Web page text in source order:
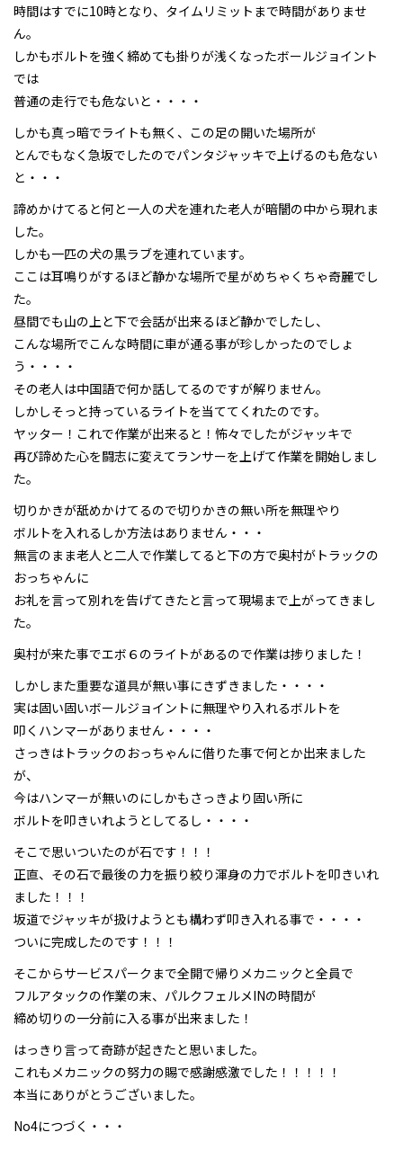
時間はすでに10時となり、タイムリミットまで時間がありませ
ん。
しかもボルトを強く締めても掛りが浅くなったボールジョイント
では
普通の走行でも危ないと・・・・
しかも真っ暗でライトも無く、この足の開いた場所が
とんでもなく急坂でしたのでパンタジャッキで上げるのも危ない
と・・・
諦めかけてると何と一人の犬を連れた老人が暗闇の中から現れま
した。
しかも一匹の犬の黒ラブを連れています。
ここは耳鳴りがするほど静かな場所で星がめちゃくちゃ奇麗でし
た。
昼間でも山の上と下で会話が出来るほど静かでしたし、
こんな場所でこんな時間に車が通る事が珍しかったのでしょ
う・・・・
その老人は中国語で何か話してるのですが解りません。
しかしそっと持っているライトを当ててくれたのです。
ヤッター！これで作業が出来ると！怖々でしたがジャッキで
再び諦めた心を闘志に変えてランサーを上げて作業を開始しまし
た。
切りかきが舐めかけてるので切りかきの無い所を無理やり
ボルトを入れるしか方法はありません・・・
無言のまま老人と二人で作業してると下の方で奥村がトラックの
おっちゃんに
お礼を言って別れを告げてきたと言って現場まで上がってきまし
た。
奥村が来た事でエボ６のライトがあるので作業は捗りました！
しかしまた重要な道具が無い事にきずきました・・・・
実は固い固いボールジョイントに無理やり入れるボルトを
叩くハンマーがありません・・・・
さっきはトラックのおっちゃんに借りた事で何とか出来ました
が、
今はハンマーが無いのにしかもさっきより固い所に
ボルトを叩きいれようとしてるし・・・・
そこで思いついたのが石です！！！
正直、その石で最後の力を振り絞り渾身の力でボルトを叩きいれ
ました！！！
坂道でジャッキが扱けようとも構わず叩き入れる事で・・・・
ついに完成したのです！！！
そこからサービスパークまで全開で帰りメカニックと全員で
フルアタックの作業の末、パルクフェルメINの時間が
締め切りの一分前に入る事が出来ました！
はっきり言って奇跡が起きたと思いました。
これもメカニックの努力の賜で感謝感激でした！！！！！
本当にありがとうございました。
No4につづく・・・